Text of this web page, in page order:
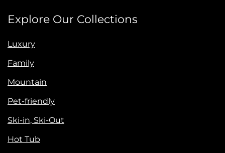
Explore Our Collections
Luxury
Family
Mountain
Pet-friendly
Ski-in, Ski-Out
Hot Tub